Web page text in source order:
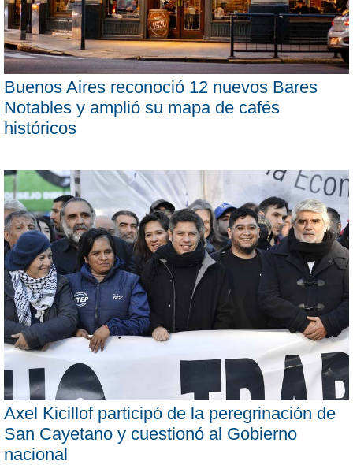
Buenos Aires reconoció 12 nuevos Bares
Notables y amplió su mapa de cafés
históricos
Axel Kicillof participó de la peregrinación de
San Cayetano y cuestionó al Gobierno
nacional